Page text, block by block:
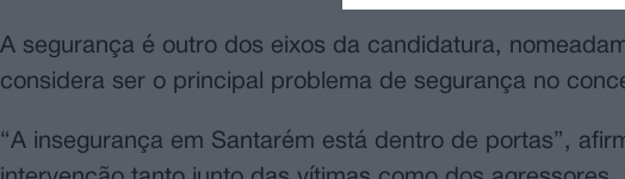
A segurança é outro dos eixos da candidatura,
considera ser o principal problema de segurança no
“A insegurança em Santarém está dentro de portas”,